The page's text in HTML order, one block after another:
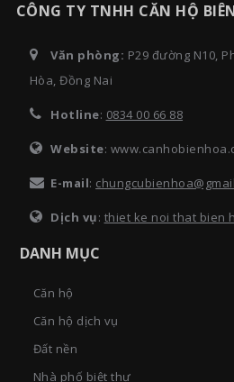
CÔNG TY TNHH CĂN HỘ
Văn phòng: P29 đường N10,
Hòa, Đồng Nai
Hotline: 0834 00 66 88
Website:
E-mail:
Dịch vụ: thiet ke noi that bien
DANH MỤC
Căn hộ
Căn hộ dịch vụ
Đất nền
Nhà phố biệt thự